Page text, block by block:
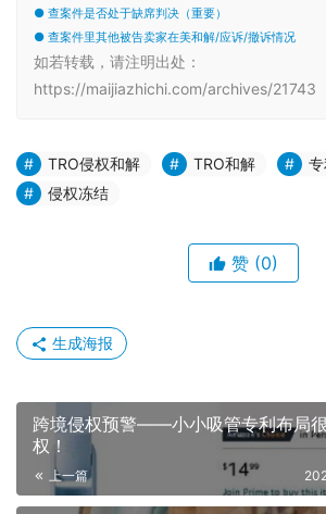
● 查案件是否处于缺席判决（重要）
● 查案件里其他被告卖家在美和解/应诉/撤诉情况
如若转载，请注明出处：
https://maijiazhichi.com/archives/21743
TRO侵权和解 TRO和解
侵权冻结
赞 (0)
生成海报
跨境侵权预警——小小吸管专利布局
权！
上一篇